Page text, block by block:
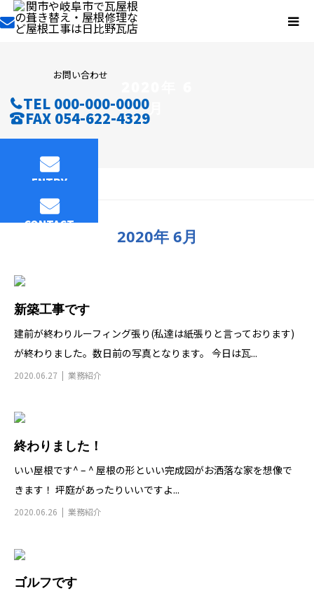
お問い合わせ
TEL 000-000-0000
FAX 054-622-4329
ENTRY
CONTACT
月
2020年 6月
新築工事です
建前が終わりルーフィング張り(私達は紙張りと言っております)
が終わりました。数日前の写真となります。 今日は瓦...
2020.06.27 業務紹介
終わりました！
いい屋根です^ – ^ 屋根の形といい完成図がお洒落な家を想像で
きます！ 坪庭があったりいいですよ...
2020.06.26 業務紹介
ゴルフです